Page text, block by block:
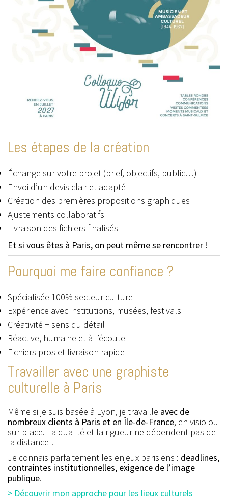
Les étapes de la création
Échange sur votre projet (brief, objectifs, public…)
Envoi d’un devis clair et adapté
Création des premières propositions graphiques
Ajustements collaboratifs
Livraison des fichiers finalisés
Et si vous êtes à Paris, on peut même se rencontrer !
Pourquoi me faire confiance ?
Spécialisée 100% secteur culturel
Expérience avec institutions, musées, festivals
Créativité + sens du détail
Réactive, humaine et à l’écoute
Fichiers pros et livraison rapide
Travailler avec une graphiste
culturelle à Paris
Même si je suis basée à Lyon, je travaille avec de
nombreux clients à Paris et en Île-de-France, en visio ou
sur place. La qualité et la rigueur ne dépendent pas de
la distance !
Je connais parfaitement les enjeux parisiens : deadlines,
contraintes institutionnelles, exigence de l’image
publique.
> Découvrir mon approche pour les lieux culturels